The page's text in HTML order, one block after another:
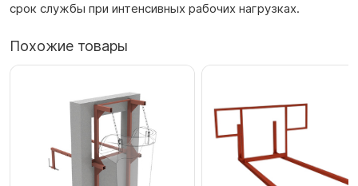
срок службы при интенсивных рабочих нагрузках.
Похожие товары